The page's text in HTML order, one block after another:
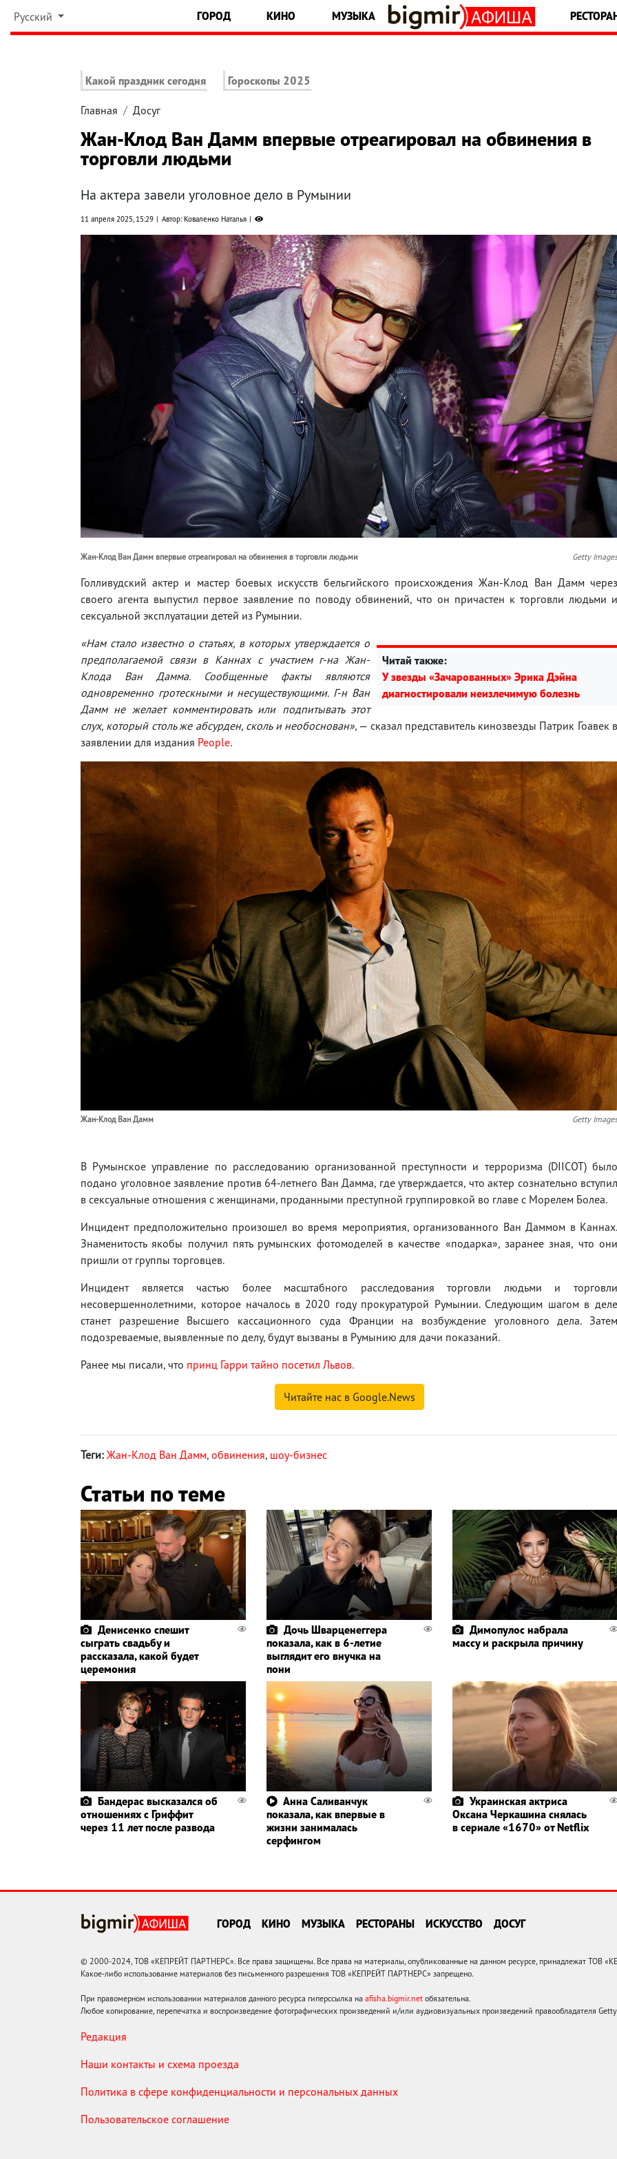
Русский ГОРОД КИНО МУЗЫКА
Какой праздник сегодня Гороскопы 2025
Главная Досуг
Жан-Клод Ван Дамм впервые отреагировал на обвинения в
торговли людьми
На актера завели уголовное дело в Румынии
11 апреля 2025, 15:29 Автор: Коваленко Наталья
Жан-Клод Ван Дамм впервые отреагировал на обвинения в торговли людьми Getty Images
Голливудский актер и мастер боевых искусств бельгийского происхождения Жан-Клод Ван Дамм через
своего агента выпустил первое заявление по поводу обвинений, что он причастен к торговли людьми и
сексуальной эксплуатации детей из Румынии.
Читай также:
У звезды «Зачарованных» Эрика Дэйна
диагностировали неизлечимую болезнь
«Нам стало известно о статьях, в которых утверждается о
предполагаемой связи в Каннах с участием г-на Жан-
Клода Ван Дамма. Сообщенные факты являются
одновременно гротескными и несуществующими. Г-н Ван
Дамм не желает комментировать или подпитывать этот
слух, который столь же абсурден, сколь и необоснован», — сказал представитель кинозвезды Патрик Гоавек в
заявлении для издания People.
Жан-Клод Ван Дамм Getty Images
В Румынское управление по расследованию организованной преступности и терроризма (DIICOT) было
подано уголовное заявление против 64-летнего Ван Дамма, где утверждается, что актер сознательно вступил
в сексуальные отношения с женщинами, проданными преступной группировкой во главе с Морелем Болеа.
Инцидент предположительно произошел во время мероприятия, организованного Ван Даммом в Каннах.
Знаменитость якобы получил пять румынских фотомоделей в качестве «подарка», заранее зная, что они
пришли от группы торговцев.
Инцидент является частью более масштабного расследования торговли людьми и торговли
несовершеннолетними, которое началось в 2020 году прокуратурой Румынии. Следующим шагом в деле
станет разрешение Высшего кассационного суда Франции на возбуждение уголовного дела. Затем
подозреваемые, выявленные по делу, будут вызваны в Румынию для дачи показаний.
Ранее мы писали, что принц Гарри тайно посетил Львов.
Читайте нас в Google.News
Теги: Жан-Клод Ван Дамм, обвинения, шоу-бизнес
Статьи по теме
Денисенко спешит
сыграть свадьбу и
рассказала, какой будет
церемония
Дочь Шварценеггера
показала, как в 6-летие
выглядит его внучка на
пони
Димопулос набрала
массу и раскрыла причину
Бандерас высказался об
отношениях с Гриффит
через 11 лет после развода
Анна Саливанчук
показала, как впервые в
жизни занималась
серфингом
Украинская актриса
Оксана Черкашина снялась
в сериале «1670» от Netflix
ГОРОД КИНО МУЗЫКА РЕСТОРАНЫ ИСКУССТВО ДОСУГ
© 2000-2024, ТОВ «КЕПРЕЙТ ПАРТНЕРС». Все права защищены. Все права на материалы, опубликованные на данном ресурсе, принадлежат ТОВ
Какое-либо использование материалов без письменного разрешения ТОВ «КЕПРЕЙТ ПАРТНЕРС» запрещено.
При правомерном использовании материалов данного ресурса гиперссылка на afisha.bigmir.net обязательна.
Любое копирование, перепечатка и воспроизведение фотографических произведений и/или аудиовизуальных произведений правообладателя Getty
Редакция
Наши контакты и схема проезда
Политика в сфере конфиденциальности и персональных данных
Пользовательское соглашение